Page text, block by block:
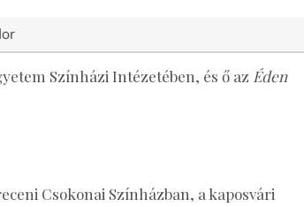
Színházi Intézetében, és ő az Éden
Csokonai Színházban, a kaposvári